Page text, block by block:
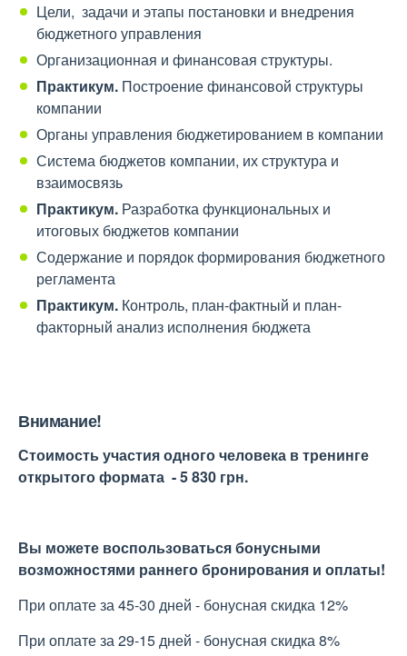
Цели, задачи и этапы постановки и внедрения
бюджетного управления
Организационная и финансовая структуры.
Практикум. Построение финансовой структуры
компании
Органы управления бюджетированием в компании
Система бюджетов компании, их структура и
взаимосвязь
Практикум. Разработка функциональных и
итоговых бюджетов компании
Содержание и порядок формирования бюджетного
регламента
Практикум. Контроль, план-фактный и план-
факторный анализ исполнения бюджета
Внимание!
Стоимость участия одного человека в тренинге
открытого формата - 5 830 грн.
Вы можете воспользоваться бонусными
возможностями раннего бронирования и оплаты!
При оплате за 45-30 дней - бонусная скидка 12%
При оплате за 29-15 дней - бонусная скидка 8%